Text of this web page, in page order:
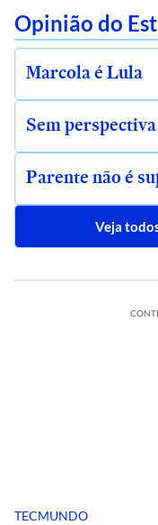
Opinião do
Marcola é Lula
Sem
Parente não é
Veja
TECMUNDO